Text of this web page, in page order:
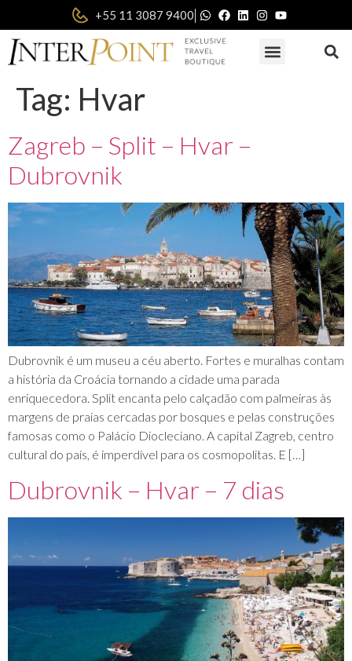
+55 11 3087 9400|
Tag: Hvar
Zagreb – Split – Hvar –
Dubrovnik
Dubrovnik é um museu a céu aberto. Fortes e muralhas contam
a história da Croácia tornando a cidade uma parada
enriquecedora. Split encanta pelo calçadão com palmeiras às
margens de praias cercadas por bosques e pelas construções
famosas como o Palácio Diocleciano. A capital Zagreb, centro
cultural do país, é imperdível para os cosmopolitas. E […]
Dubrovnik – Hvar – 7 dias